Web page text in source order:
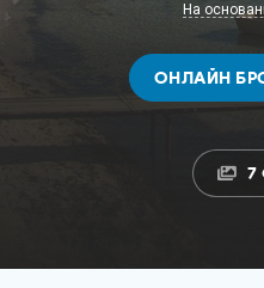
На
ОНЛАЙН
7